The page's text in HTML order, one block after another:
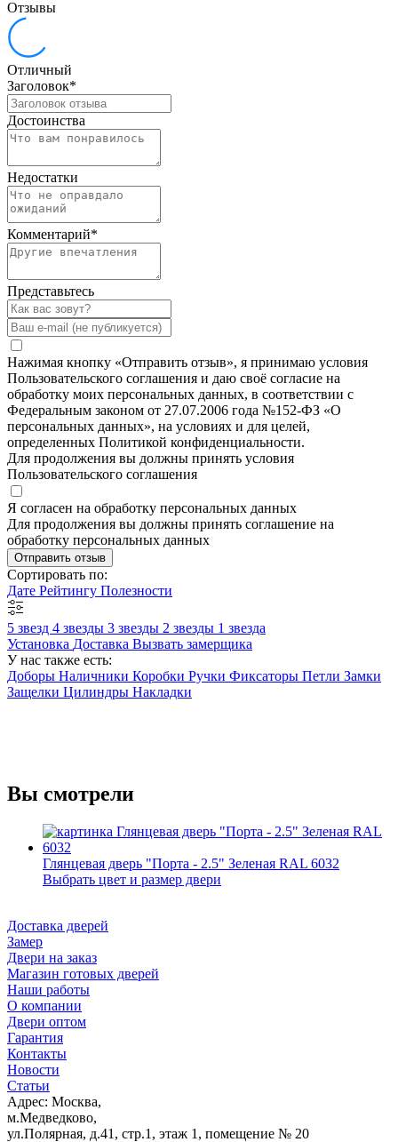
Отзывы
Отличный
Заголовок*
Достоинства
Недостатки
Комментарий*
Представьтесь
Нажимая кнопку «Отправить отзыв», я принимаю условия
Пользовательского соглашения и даю своё согласие на
обработку моих персональных данных, в соответствии с
Федеральным законом от 27.07.2006 года №152-ФЗ «О
персональных данных», на условиях и для целей,
определенных Политикой конфиденциальности.
Для продолжения вы должны принять условия
Пользовательского соглашения
Я согласен на обработку персональных данных
Для продолжения вы должны принять соглашение на
обработку персональных данных
Отправить отзыв
Сортировать по:
Дате Рейтингу Полезности
5 звезд 4 звезды 3 звезды 2 звезды 1 звезда
Установка Доставка Вызвать замерщика
У нас также есть:
Доборы Наличники Коробки Ручки Фиксаторы Петли Замки
Защелки Цилиндры Накладки
Вы смотрели
Глянцевая дверь "Порта - 2.5" Зеленая RAL 6032
Выбрать цвет и размер двери
Доставка дверей
Замер
Двери на заказ
Магазин готовых дверей
Наши работы
О компании
Двери оптом
Гарантия
Контакты
Новости
Статьи
Адрес: Москва,
м.Медведково,
ул.Полярная, д.41, стр.1, этаж 1, помещение № 20